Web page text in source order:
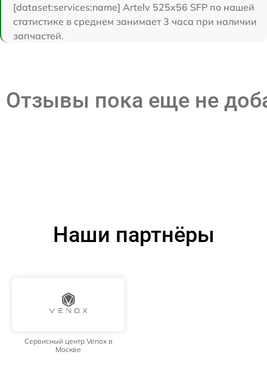
[dataset:services:name] Artelv 525x56 SFP по нашей
статистике в среднем занимает 3 часа при наличии
запчастей.
Отзывы пока еще не
Наши партнёры
Сервисный центр Venox в
Москве